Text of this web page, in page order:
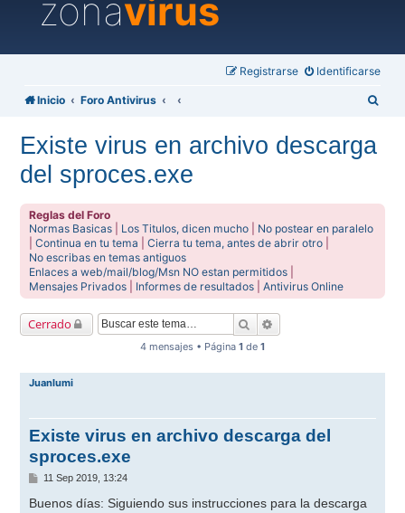
zonavirus
Identificarse
Registrarse
Inicio Foro Antivirus
Existe virus en archivo descarga
del sproces.exe
Reglas del Foro
Normas Basicas
Los Titulos, dicen mucho
No postear en paralelo
|Continua en tu tema |Cierra tu tema, antes de abrir otro
No escribas en temas antiguos
Enlaces a web/mail/blog/Msn NO estan permitidos
Mensajes Privados
Informes de resultados |Antivirus Online
Cerrado Buscar
4 mensajes • Página 1 de 1
Juanlumi
Existe virus en archivo descarga del
sproces.exe
M
n
11 Sep 2019, 13:24
Buenos días: Siguiendo sus instrucciones para la descarga